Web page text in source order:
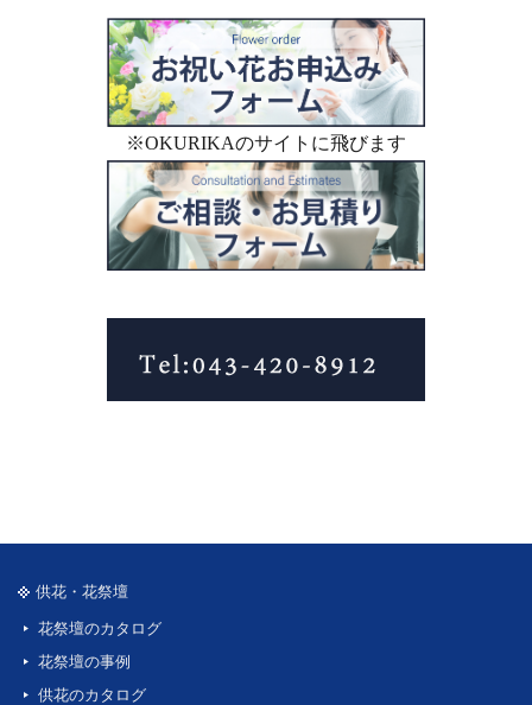
※OKURIKAのサイトに飛びます
供花・花祭壇
花祭壇のカタログ
花祭壇の事例
供花のカタログ